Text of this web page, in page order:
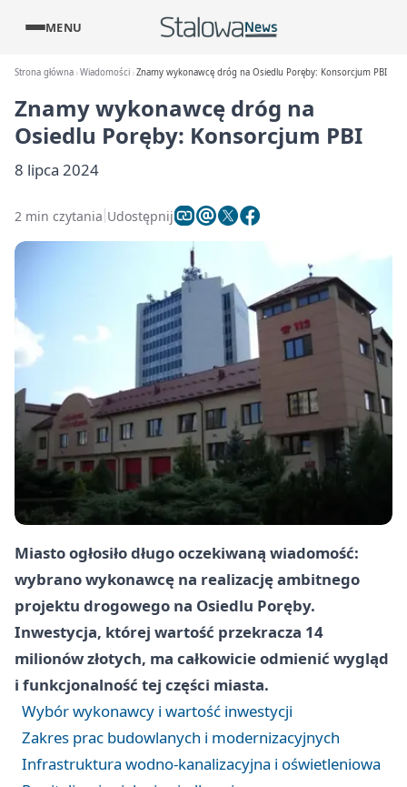
MENU
Strona główna Wiadomości Znamy wykonawcę dróg na Osiedlu Poręby: Konsorcjum PBI
Znamy wykonawcę dróg na
Osiedlu Poręby: Konsorcjum PBI
8 lipca 2024
2 min czytania Udostępnij
Miasto ogłosiło długo oczekiwaną wiadomość:
wybrano wykonawcę na realizację ambitnego
projektu drogowego na Osiedlu Poręby.
Inwestycja, której wartość przekracza 14
milionów złotych, ma całkowicie odmienić wygląd
i funkcjonalność tej części miasta.
Wybór wykonawcy i wartość inwestycji
Zakres prac budowlanych i modernizacyjnych
Infrastruktura wodno-kanalizacyjna i oświetleniowa